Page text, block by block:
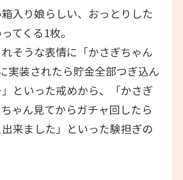
入り娘らしい、おっとりした
てくる1枚。
そうな表情に「かさぎちゃん
実装されたら貯金全部つぎ込ん
といった戒めから、「かさぎ
ゃん見てからガチャ回したら
来ました」といった験担ぎの